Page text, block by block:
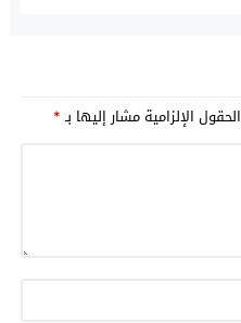
الحقول الإلزامية مشار إليها بـ*